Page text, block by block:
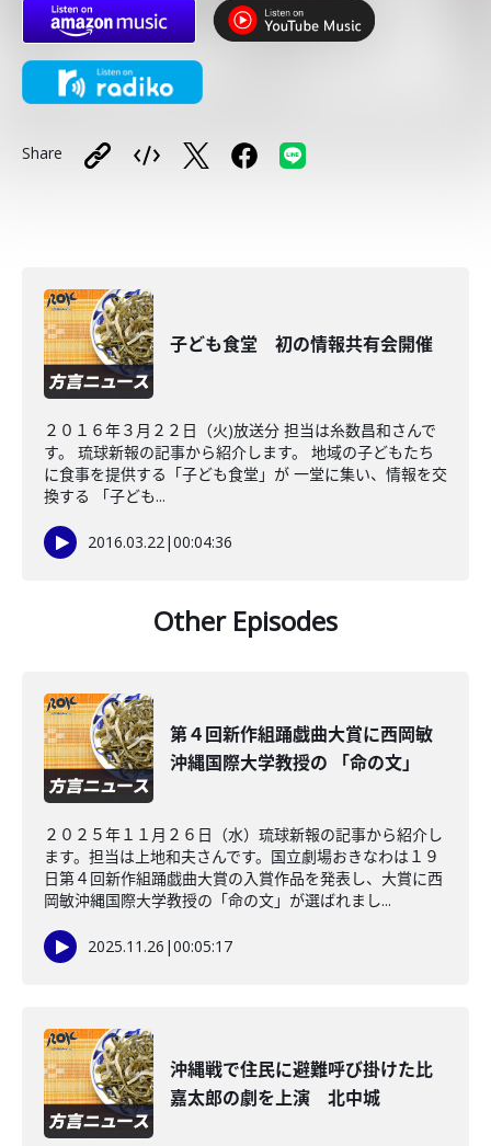
Share
子ども食堂 初の情報共有会開催
２０１６年３月２２日（火)放送分 担当は糸数昌和さんで
す。 琉球新報の記事から紹介します。 地域の子どもたち
に食事を提供する「子ども食堂」が 一堂に集い、情報を交
換する 「子ども...
2016.03.22|00:04:36
Other Episodes
第４回新作組踊戯曲大賞に西岡敏
沖縄国際大学教授の 「命の文」
２０２５年１１月２６日（水）琉球新報の記事から紹介し
ます。担当は上地和夫さんです。国立劇場おきなわは１９
日第４回新作組踊戯曲大賞の入賞作品を発表し、大賞に西
岡敏沖縄国際大学教授の「命の文」が選ばれまし...
2025.11.26 |00:05:17
沖縄戦で住民に避難呼び掛けた比
嘉太郎の劇を上演 北中城